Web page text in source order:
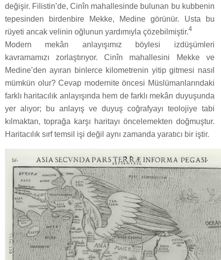
değişir. Filistin’de, Cinîn mahallesinde bulunan bu kubbenin
tepesinden birdenbire Mekke, Medine görünür. Usta bu
rüyeti ancak velinin oğlunun yardımıyla çözebilmiştir.4
Modern mekân anlayışımız böylesi izdüşümleri
kavramamızı zorlaştırıyor. Cinîn mahallesini Mekke ve
Medine’den ayıran binlerce kilometrenin yitip gitmesi nasıl
mümkün olur? Cevap modernite öncesi Müslümanlarındaki
farklı haritacılık anlayışında hem de farklı mekân duyuşunda
yer alıyor; bu anlayış ve duyuş coğrafyayı teolojiye tabi
kılmaktan, toprağa karşı haritayı öncelemekten doğmuştur.
Haritacılık sırf temsil işi değil aynı zamanda yaratıcı bir iştir.